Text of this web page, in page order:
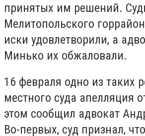
принятых им решений.
Мелитопольского
иски удовлетворили, а
Минько их обжаловали.
16 февраля одно из таких
местного суда апелляция
этом сообщил адвокат
Во-первых, суд признал,